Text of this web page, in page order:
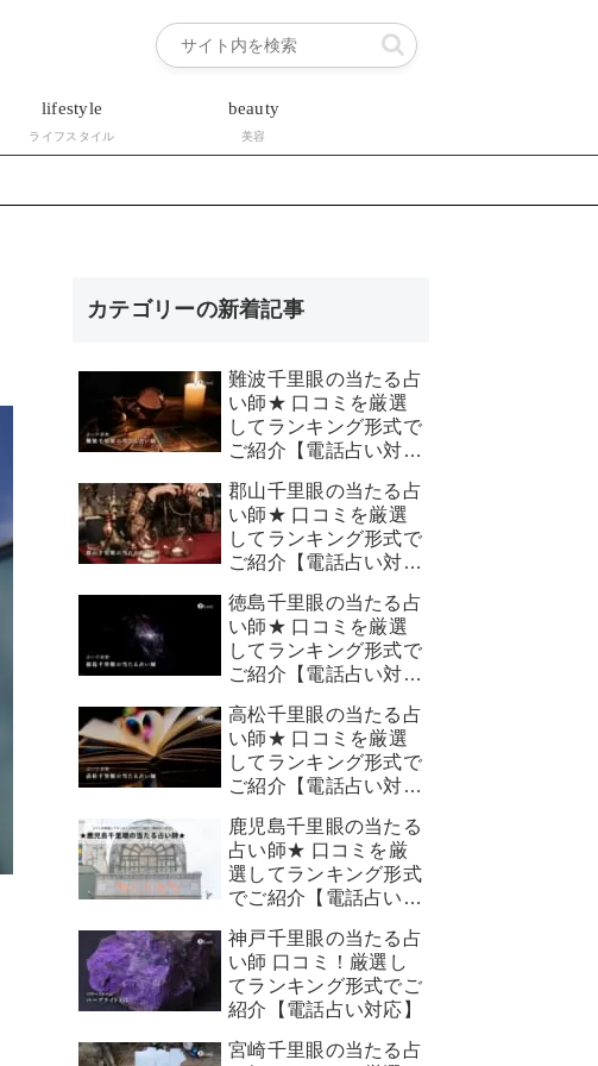
lifestyle
ライフスタイル
beauty
美容
カテゴリーの新着記事
難波千里眼の当たる占
い師★ 口コミを厳選
してランキング形式で
ご紹介【電話占い対
郡山千里眼の当たる占
い師★ 口コミを厳選
してランキング形式で
ご紹介【電話占い対
徳島千里眼の当たる占
い師★ 口コミを厳選
してランキング形式で
ご紹介【電話占い対
高松千里眼の当たる占
い師★ 口コミを厳選
してランキング形式で
ご紹介【電話占い対
鹿児島千里眼の当たる
占い師★ 口コミを厳
選してランキング形式
でご紹介【電話占い対
神戸千里眼の当たる占
い師 口コミ！厳選し
てランキング形式でご
紹介【電話占い対応】
宮崎千里眼の当たる占